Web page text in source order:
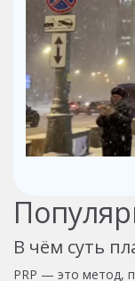
В чём суть
PRP — это метод,